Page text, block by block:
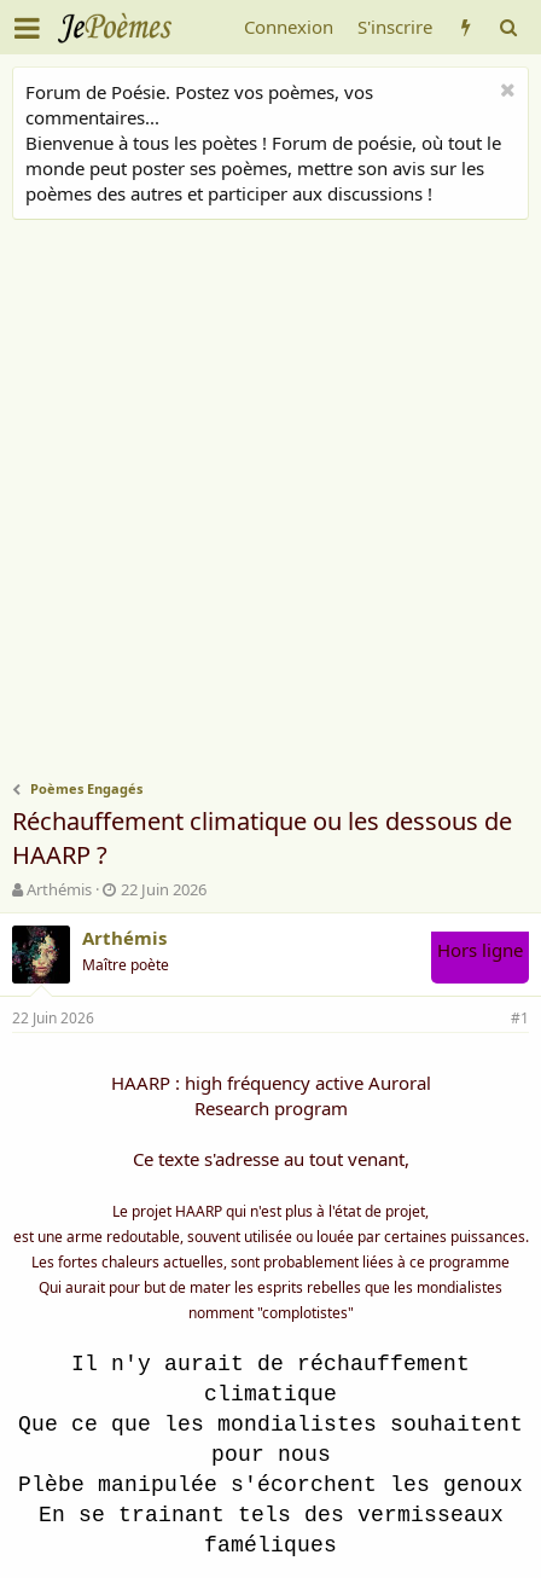
Connexion S'inscrire
Forum de Poésie. Postez vos poèmes, vos
commentaires...
Bienvenue à tous les poètes ! Forum de poésie, où tout le
monde peut poster ses poèmes, mettre son avis sur les
poèmes des autres et participer aux discussions !
Poèmes Engagés
Réchauffement climatique ou les dessous de
HAARP ?
A
u
t
e
u
r
d
e
s
Arthémis
D
a
t
d
e
é
u
22 Juin 2026
Arthémis
Maître poète
Hors ligne
22 Juin 2026 #1
HAARP : high fréquency active Auroral
Research program
Ce texte s'adresse au tout venant,
Le projet HAARP qui n'est plus à l'état de projet,
est une arme redoutable, souvent utilisée ou louée par certaines puissances.
Les fortes chaleurs actuelles, sont probablement liées à ce programme
Qui aurait pour but de mater les esprits rebelles que les mondialistes
nomment "complotistes"
Il n'y aurait de réchauffement
climatique
Que ce que les mondialistes souhaitent
pour nous
Plèbe manipulée s'écorchent les genoux
En se trainant tels des vermisseaux
faméliques